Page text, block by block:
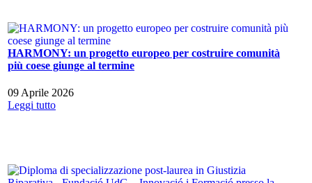
HARMONY: un progetto europeo per costruire comunità
più coese giunge al termine
09 Aprile 2026
Leggi tutto